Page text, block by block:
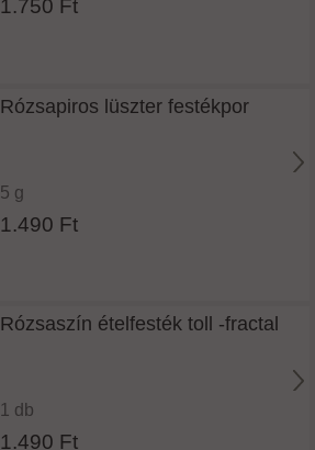
1.750 Ft
Rózsapiros lüszter festékpor
5 g
1.490 Ft
Rózsaszín ételfesték toll -fractal
1 db
1.490 Ft